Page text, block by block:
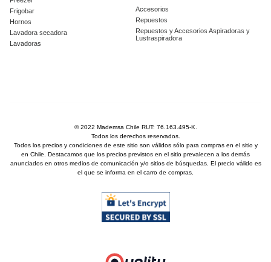
Frigobar
Hornos
Lavadora secadora
Lavadoras
Accesorios
Repuestos
Repuestos y Accesorios Aspiradoras y
Lustraspiradora
© 2022 Mademsa Chile RUT: 76.163.495-K.
Todos los derechos reservados.
Todos los precios y condiciones de este sitio son válidos sólo para compras en el sitio y
en Chile. Destacamos que los precios previstos en el sitio prevalecen a los demás
anunciados en otros medios de comunicación y/o sitios de búsquedas. El precio válido es
el que se informa en el carro de compras.